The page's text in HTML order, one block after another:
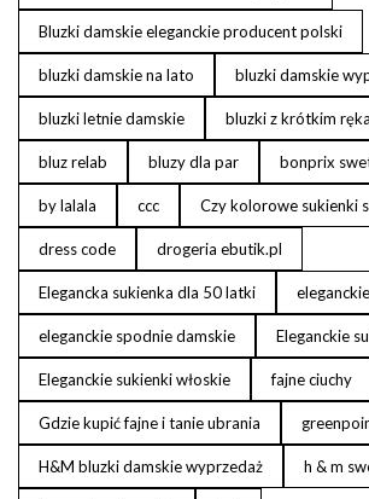
Bluzki damskie eleganckie producent polski
bluzki damskie na lato bluzki damskie
bluzki letnie damskie bluzki z krótkim
bluz relab bluzy dla par bonprix
by lalala ccc Czy kolorowe sukienki
dress code drogeria ebutik.pl
Elegancka sukienka dla 50 latki
eleganckie spodnie damskie Eleganckie
Eleganckie sukienki włoskie fajne ciuchy
Gdzie kupić fajne i tanie ubrania
H&M bluzki damskie wyprzedaż h & m